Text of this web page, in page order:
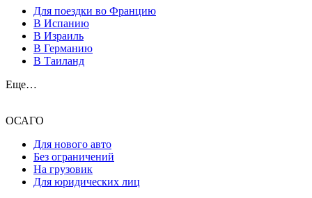
Для поездки во Францию
В Испанию
В Израиль
В Германию
В Таиланд
Еще…
ОСАГО
Для нового авто
Без ограничений
На грузовик
Для юридических лиц